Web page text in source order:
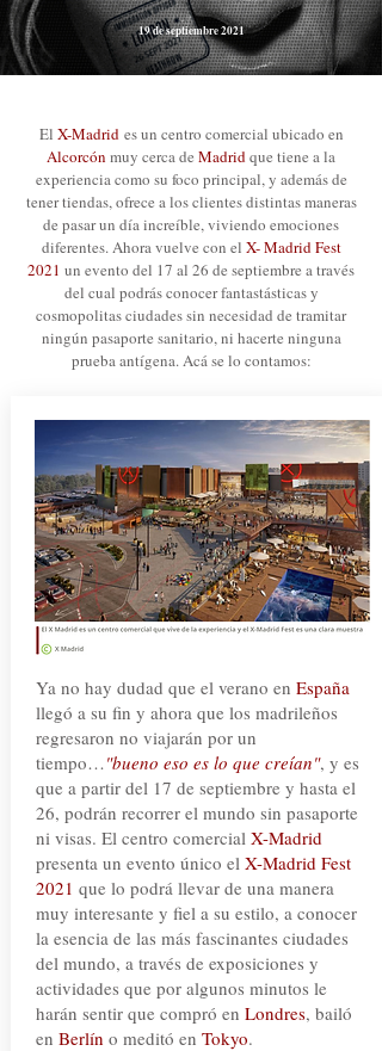
19 de septiembre 2021
El X-Madrides un centro comercial ubicado en
Alcorcón muy cerca de Madridque tiene a la
experiencia como su foco principal, y además de
tener tiendas, ofrece a los clientes distintas maneras
de pasar un día increíble, viviendo emociones
diferentes. Ahora vuelve con el X- Madrid Fest
2021 un evento del 17 al 26 de septiembre a través
del cual podrás conocer fantastásticas y
cosmopolitas ciudades sin necesidad de tramitar
ningún pasaporte sanitario, ni hacerte ninguna
prueba antígena. Acá se lo contamos:
Ya no hay dudad que el verano en España
llegó a su fin y ahora que los madrileños
regresaron no viajarán por un
tiempo…"bueno eso es lo que creían", y es
que a partir del 17 de septiembre y hasta el
26, podrán recorrer el mundo sin pasaporte
ni visas. El centro comercial X-Madrid
presenta un evento único el X-Madrid Fest
2021 que lo podrá llevar de una manera
muy interesante y fiel a su estilo, a conocer
la esencia de las más fascinantes ciudades
del mundo, a través de exposiciones y
actividades que por algunos minutos le
harán sentir que compró en Londres, bailó
en Berlín o meditó en Tokyo.